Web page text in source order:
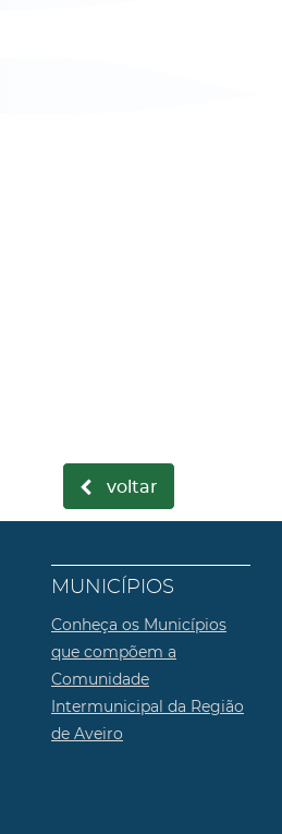
voltar
MUNICÍPIOS
Conheça os Municípios
que compõem a
Comunidade
Intermunicipal da Região
de Aveiro